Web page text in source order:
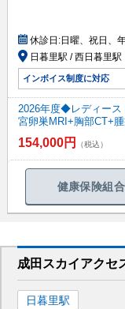
休診日:日曜、祝日、
日暮里駅 / 西日暮里駅
インボイス制度に対応
2026年度◆レディース
宮卵巣MRI+胸部CT+腫
154,000円 （税込）
健康保険組
成田スカイアクセ
日暮里駅